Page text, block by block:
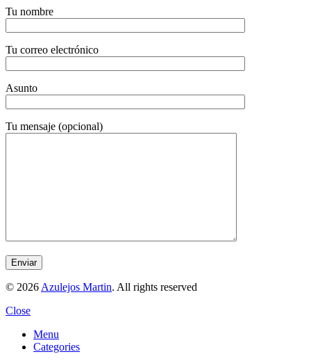
Tu nombre
Tu correo electrónico
Asunto
Tu mensaje (opcional)
© 2026 Azulejos Martin. All rights reserved
Close
Menu
Categories